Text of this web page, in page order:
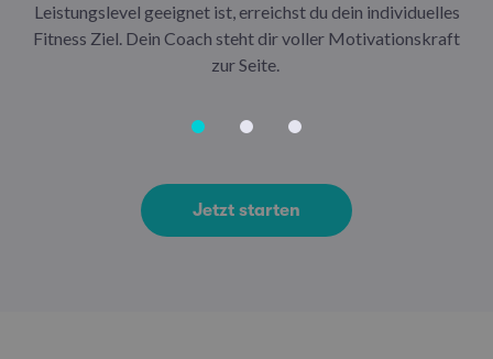
Leistungslevel geeignet ist, erreichst du dein individuelles
Fitness Ziel. Dein Coach steht dir voller Motivationskraft
zur Seite.
Jetzt starten